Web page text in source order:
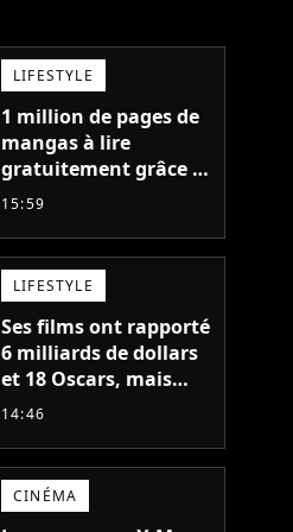
LIFESTYLE
1 million de pages de
mangas à lire
gratuitement grâce à
la Shueisha : je vous
jamais sortis en
France à découvrir
absolument
15:59
LIFESTYLE
Ses films ont rapporté
6 milliards de dollars
et 18 Oscars, mais
Christopher Nolan a
genre de films très
particulier
14:46
CINÉMA